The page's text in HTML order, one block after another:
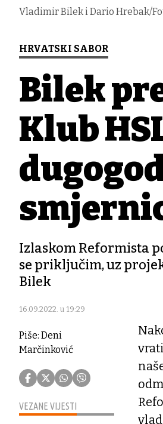
Vladimir Bilek i Dario Hrebak/
HRVATSKI SABOR
Bilek
Klub
Izlaskom Reformista
se priključim, uz
Bilek
16.09.2022. u 19:29
Piše: Deni
Marčinković
VEZANE VIJESTI